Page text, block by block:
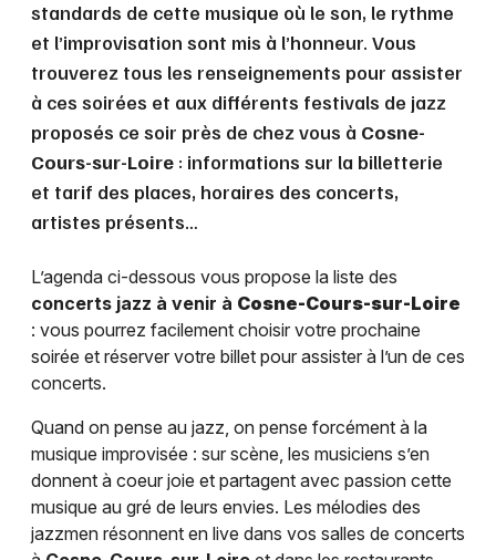
standards de cette musique où le son, le rythme
et l’improvisation sont mis à l’honneur. Vous
trouverez tous les renseignements pour assister
à ces soirées et aux différents festivals de jazz
proposés ce soir près de chez vous à Cosne-
Cours-sur-Loire : informations sur la billetterie
et tarif des places, horaires des concerts,
artistes présents…
L’agenda ci-dessous vous propose la liste des
concerts jazz à venir à Cosne-Cours-sur-Loire
: vous pourrez facilement choisir votre prochaine
soirée et réserver votre billet pour assister à l’un de ces
concerts.
Quand on pense au jazz, on pense forcément à la
musique improvisée : sur scène, les musiciens s’en
donnent à coeur joie et partagent avec passion cette
musique au gré de leurs envies. Les mélodies des
jazzmen résonnent en live dans vos salles de concerts